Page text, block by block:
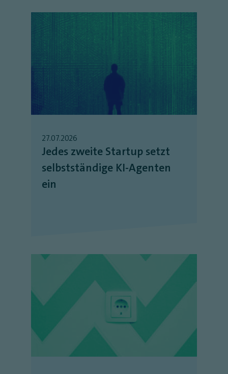
27.07.2026
Jedes zweite Startup setzt
selbstständige KI-Agenten
ein